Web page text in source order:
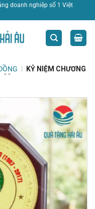
doanh nghiệp số 1 Việt
KỶ NIỆM CHƯƠNG
09